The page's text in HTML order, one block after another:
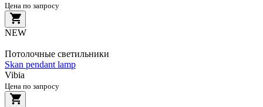
Цена по запросу
NEW
Потолочные светильники
Skan pendant lamp
Vibia
Цена по запросу